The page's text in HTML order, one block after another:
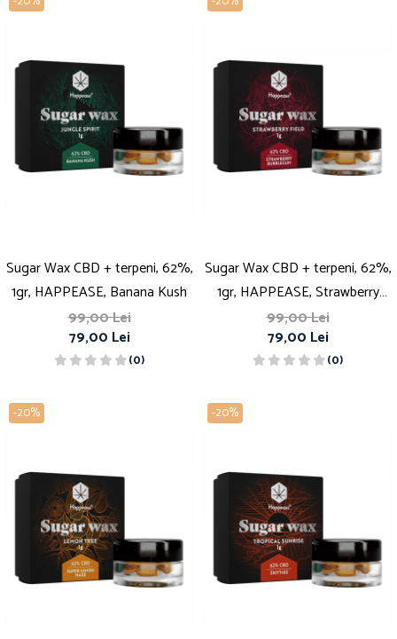
Sugar Wax CBD + terpeni, 62%,
1gr, HAPPEASE, Banana Kush
99,00 Lei
79,00 Lei
(0)
Sugar Wax CBD + terpeni, 62%,
1gr, HAPPEASE, Strawberry
Bubblegum
99,00 Lei
79,00 Lei
(0)
-20% -20%